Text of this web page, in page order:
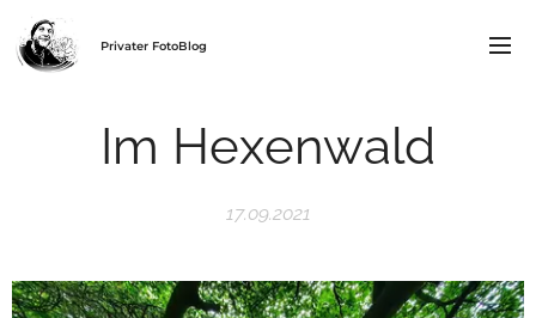
Privater FotoBlog
Im Hexenwald
17.09.2021